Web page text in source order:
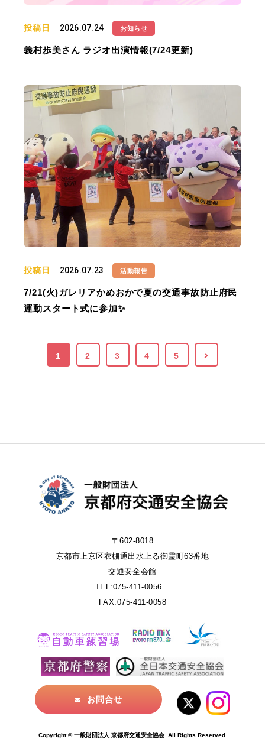
投稿日 2026.07.24 お知らせ
義村歩美さん ラジオ出演情報(7/24更新)
投稿日 2026.07.23 活動報告
7/21(火)ガレリアかめおかで夏の交通事故防止府民
運動スタート式に参加✨
1 2 3 4 5
〒602-8018
京都市上京区衣棚通出水上る御霊町63番地
交通安全会館
TEL:075-411-0056
FAX:075-411-0058
お問合せ
Copyright © 一般財団法人 京都府交通安全協会. All Rights Reserved.